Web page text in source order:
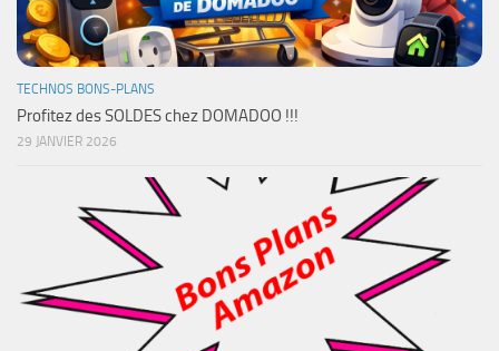
TECHNOS BONS-PLANS
Profitez des SOLDES chez DOMADOO !!!
29 JANVIER 2026